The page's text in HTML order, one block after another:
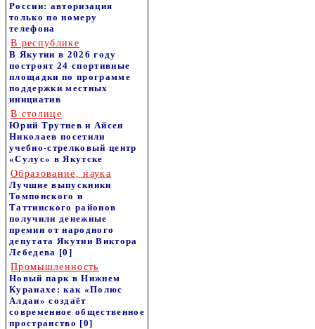
России: авторизация
только по номеру
телефона
В республике
В Якутии в 2026 году
построят 24 спортивные
площадки по программе
поддержки местных
инициатив
В столице
Юрий Трутнев и Айсен
Николаев посетили
учебно-стрелковый центр
«Сулус» в Якутске
Образование, наука
Лучшие выпускники
Томпонского и
Таттинского районов
получили денежные
премии от народного
депутата Якутии Виктора
Лебедева [0]
Промышленность
Новый парк в Нижнем
Куранахе: как «Полюс
Алдан» создаёт
современное общественное
пространство [0]